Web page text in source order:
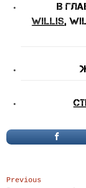
В
Willis,
Post
Previous